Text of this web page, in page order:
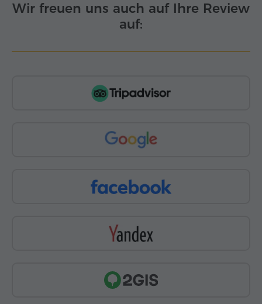
Wir freuen uns auch auf Ihre Review
auf: